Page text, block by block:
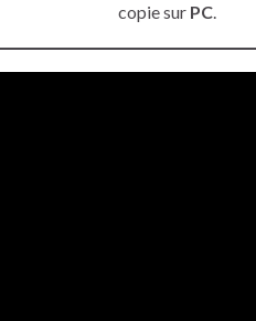
copie sur PC.